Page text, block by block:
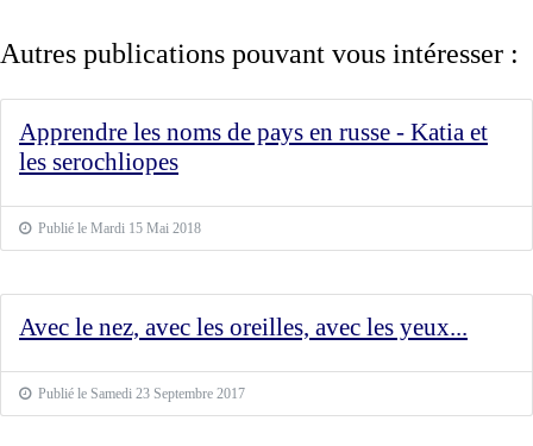
Autres publications pouvant vous intéresser :
Apprendre les noms de pays en russe - Katia et
les serochliopes
Publié le Mardi 15 Mai 2018
Avec le nez, avec les oreilles, avec les yeux...
Publié le Samedi 23 Septembre 2017